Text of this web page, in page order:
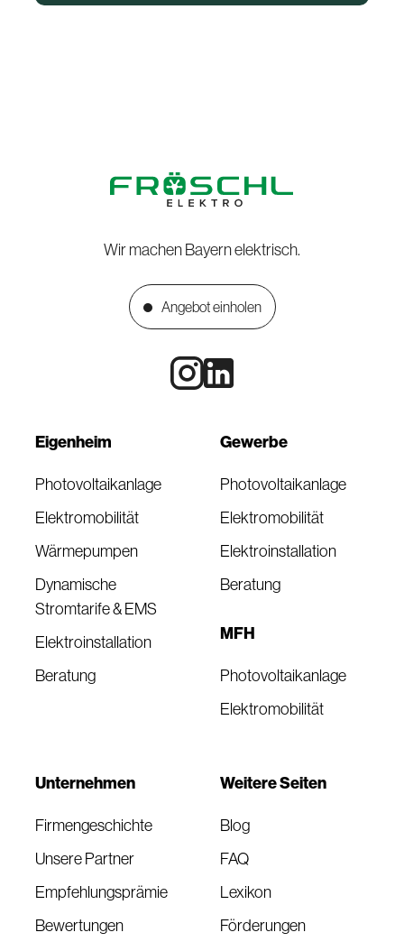
Wir machen Bayern elektrisch.
Angebot einholen
Eigenheim
Photovoltaikanlage
Elektromobilität
Wärmepumpen
Dynamische
Stromtarife & EMS
Elektroinstallation
Beratung
Gewerbe
Photovoltaikanlage
Elektromobilität
Elektroinstallation
Beratung
MFH
Photovoltaikanlage
Elektromobilität
Unternehmen
Firmengeschichte
Unsere Partner
Empfehlungsprämie
Bewertungen
Weitere Seiten
Blog
FAQ
Lexikon
Förderungen